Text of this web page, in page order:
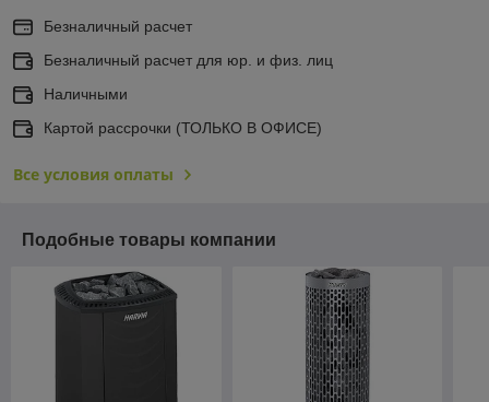
Безналичный расчет
Безналичный расчет для юр. и физ. лиц
Наличными
Картой рассрочки (ТОЛЬКО В ОФИСЕ)
Все условия оплаты
Подобные товары компании